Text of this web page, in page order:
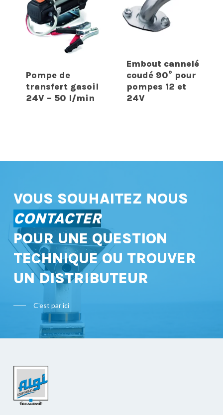
Pompe de
transfert gasoil
24V – 50 l/min
Embout cannelé
coudé 90° pour
pompes 12 et
24V
VOUS SOUHAITEZ NOUS
CONTACTER
POUR UNE QUESTION
TECHNIQUE OU TROUVER
UN DISTRIBUTEUR
C'est par ici